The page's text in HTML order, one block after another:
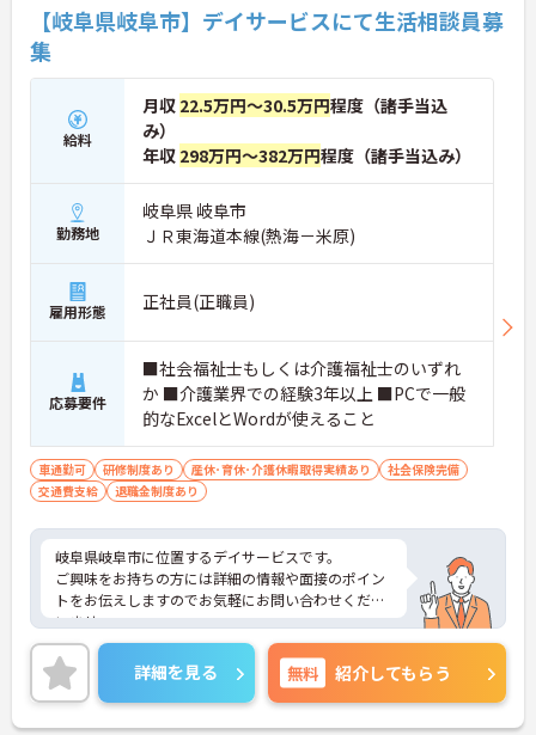
【岐阜県岐阜市】デイサービスにて生活相談員募
集
給料
月収 22.5万円～30.5万円程度（諸手当込
み）
年収 298万円～382万円程度（諸手当込み）
勤務地
岐阜県 岐阜市
ＪＲ東海道本線(熱海－米原)
雇用形態 正社員(正職員)
応募要件
■社会福祉士もしくは介護福祉士のいずれ
か ■介護業界での経験3年以上 ■PCで一般
的なExcelとWordが使えること
車通勤可 研修制度あり 産休･育休･介護休暇取得実績あり
社会保険完備
交通費支給
退職金制度あり
岐阜県岐阜市に位置するデイサービスです。
ご興味をお持ちの方には詳細の情報や面接のポイン
トをお伝えしますのでお気軽にお問い合わせくださ
いませ。
詳細を見る 無料 紹介してもらう